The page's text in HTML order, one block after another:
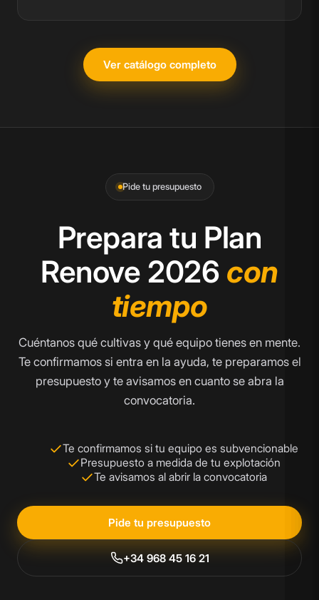
Ver catálogo completo
Pide tu presupuesto
Prepara tu Plan
Renove 2026 con
tiempo
Cuéntanos qué cultivas y qué equipo tienes en mente.
Te confirmamos si entra en la ayuda, te preparamos el
presupuesto y te avisamos en cuanto se abra la
convocatoria.
Te confirmamos si tu equipo es subvencionable
Presupuesto a medida de tu explotación
Te avisamos al abrir la convocatoria
Pide tu presupuesto
+34 968 45 16 21